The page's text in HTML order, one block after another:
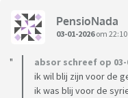
PensioNada
03-01-2026om 22:10
absor schreef op 03-
ik wil blij zijn voor de
ik was blij voor de